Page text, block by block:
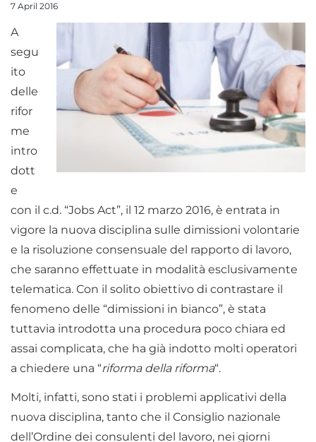
7 April 2016
A
segu
ito
delle
rifor
me
intro
dott
e
con il c.d. “Jobs Act”, il 12 marzo 2016, è entrata in
vigore la nuova disciplina sulle dimissioni volontarie
e la risoluzione consensuale del rapporto di lavoro,
che saranno effettuate in modalità esclusivamente
telematica. Con il solito obiettivo di contrastare il
fenomeno delle “dimissioni in bianco”, è stata
tuttavia introdotta una procedura poco chiara ed
assai complicata, che ha già indotto molti operatori
a chiedere una “riforma della riforma“.
Molti, infatti, sono stati i problemi applicativi della
nuova disciplina, tanto che il Consiglio nazionale
dell’Ordine dei consulenti del lavoro, nei giorni